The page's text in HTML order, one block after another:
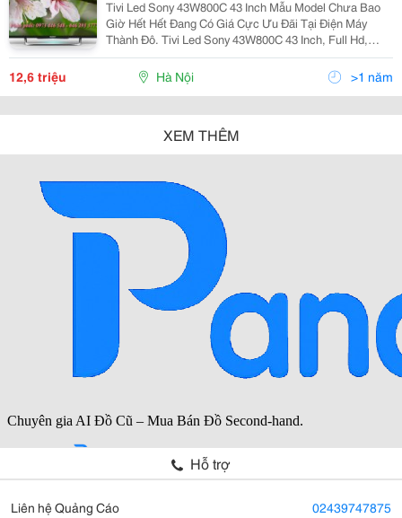
Tivi Led Sony 43W800C 43 Inch Mẫu Model Chưa Bao
Giờ Hết Hết Đang Có Giá Cực Ưu Đãi Tại Điện Máy
Thành Đô. Tivi Led Sony 43W800C 43 Inch, Full Hd,
Smart Tv Phân Phối Chính Hãng Giá Rẻ, Bảo Hành Tại
Nhà Trên Toàn Quốc Tivi Led Sony 43W800C
12,6 triệu Hà Nội >1 năm
XEM THÊM
Hỗ trợ
Liên hệ Quảng Cáo 02439747875